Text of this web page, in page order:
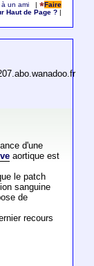
un ami |
Faire
Haut de Page ?
d'une
aortique est
le patch
sanguine
de
recours